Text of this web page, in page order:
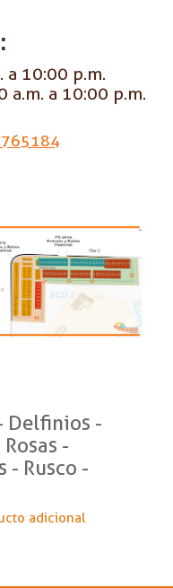
a 10:00 p.m.
a.m. a 10:00 p.m.
Delfinios -
-
- Rusco -
adicional